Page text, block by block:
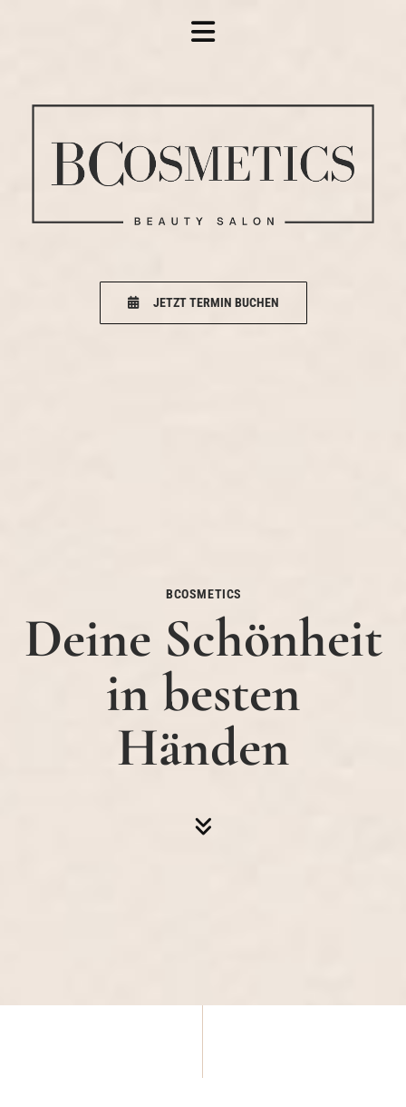
JETZT TERMIN BUCHEN
BCOSMETICS
Deine Schönheit
in besten
Händen